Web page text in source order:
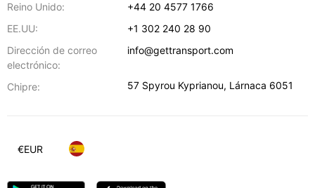
Reino Unido:
+44 20 4577 1766
EE.UU:
+1 302 240 28 90
Dirección de correo
electrónico:
info@gettransport.com
Chipre: 57 Spyrou Kyprianou, Lárnaca 6051
€EUR